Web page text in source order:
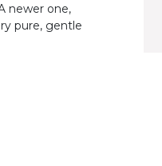
newer one,
pure, gentle